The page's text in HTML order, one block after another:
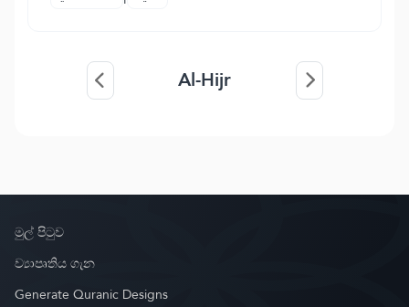
Al-Hijr
මුල් පිටුව
ව්‍යාපෘතිය ගැන
Generate Quranic Designs